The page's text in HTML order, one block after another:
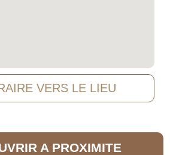
VERS LE LIEU
A PROXIMITE